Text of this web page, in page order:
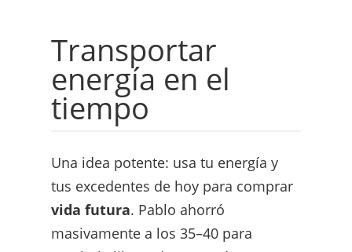
Transportar
energía en el
tiempo
Una idea potente: usa tu energía y
tus excedentes de hoy para comprar
vida futura. Pablo ahorró
masivamente a los 35–40 para